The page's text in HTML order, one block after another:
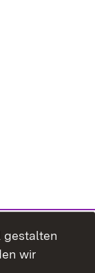
gestalten
wir